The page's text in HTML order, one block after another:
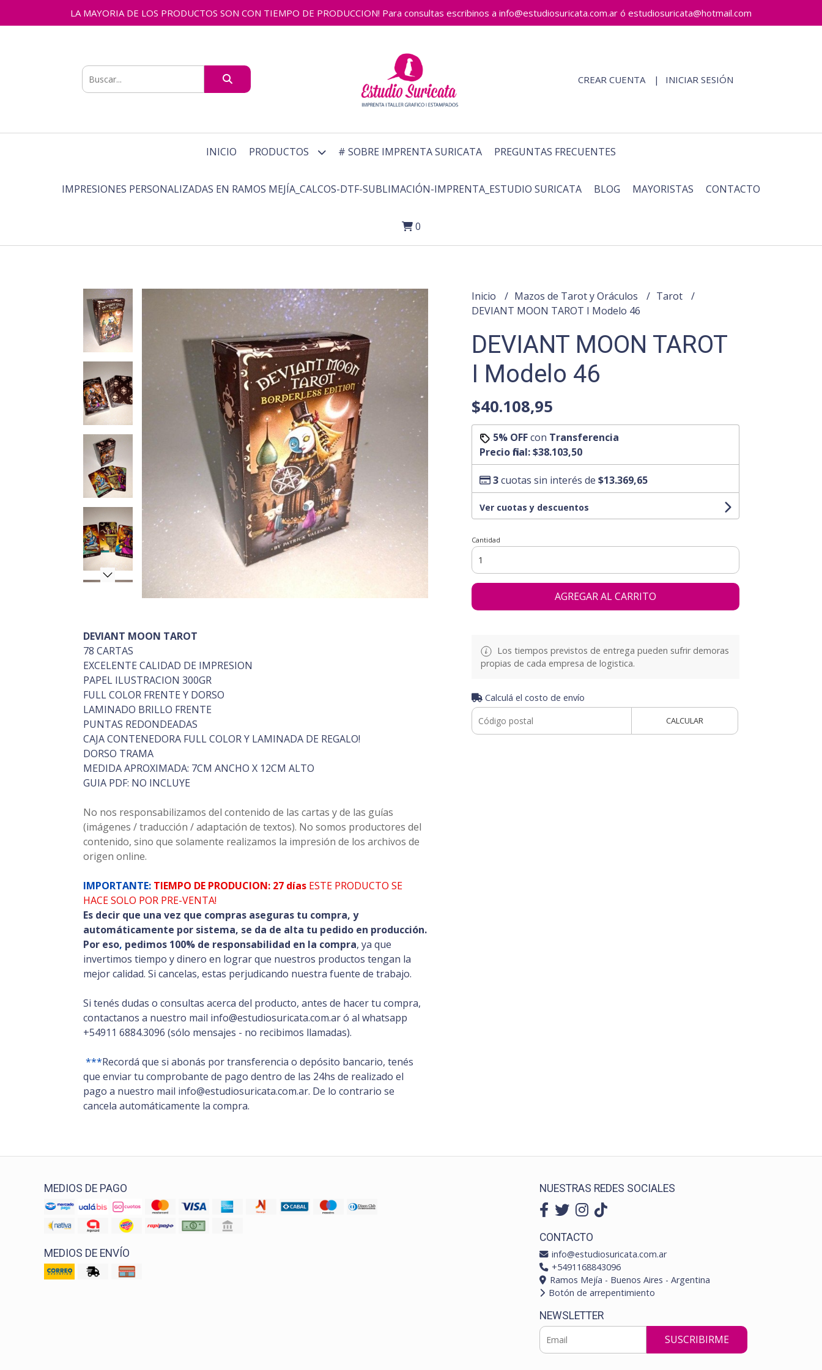
LA MAYORIA DE LOS PRODUCTOS SON CON TIEMPO DE PRODUCCION! Para consultas escribinos a info@estudiosuricata.com.ar ó estudiosuricata@hotmail.com
CREAR CUENTA INICIAR SESIÓN
INICIO PRODUCTOS # SOBRE IMPRENTA SURICATA PREGUNTAS FRECUENTES
IMPRESIONES PERSONALIZADAS EN RAMOS MEJÍA_CALCOS-DTF-SUBLIMACIÓN-IMPRENTA_ESTUDIO SURICATA BLOG MAYORISTAS CONTACTO
0
DEVIANT MOON TAROT
78 CARTAS
EXCELENTE CALIDAD DE IMPRESION
PAPEL ILUSTRACION 300GR
FULL COLOR FRENTE Y DORSO
LAMINADO BRILLO FRENTE
PUNTAS REDONDEADAS
CAJA CONTENEDORA FULL COLOR Y LAMINADA DE REGALO!
DORSO TRAMA
MEDIDA APROXIMADA: 7CM ANCHO X 12CM ALTO
GUIA PDF: NO INCLUYE
No nos responsabilizamos del contenido de las cartas y de las guías
(imágenes / traducción / adaptación de textos). No somos productores del
contenido, sino que solamente realizamos la impresión de los archivos de
origen online.
IMPORTANTE: TIEMPO DE PRODUCION: 27 días ESTE PRODUCTO SE
HACE SOLO POR PRE-VENTA!
Es decir que una vez que compras aseguras tu compra, y
automáticamente por sistema, se da de alta tu pedido en producción.
Por eso, pedimos 100% de responsabilidad en la compra, ya que
invertimos tiempo y dinero en lograr que nuestros productos tengan la
mejor calidad. Si cancelas, estas perjudicando nuestra fuente de trabajo.
Si tenés dudas o consultas acerca del producto, antes de hacer tu compra,
contactanos a nuestro mail info@estudiosuricata.com.ar ó al whatsapp
+54911 6884.3096 (sólo mensajes - no recibimos llamadas).
***Recordá que si abonás por transferencia o depósito bancario, tenés
que enviar tu comprobante de pago dentro de las 24hs de realizado el
pago a nuestro mail info@estudiosuricata.com.ar. De lo contrario se
cancela automáticamente la compra.
Inicio Mazos de Tarot y Oráculos
Tarot
DEVIANT MOON TAROT I Modelo 46
DEVIANT MOON TAROT
I Modelo 46
$40.108,95
5% OFFcon Transferencia
Precio final:$38.103,50
3cuotas sin interés de $13.369,65
Ver cuotas y descuentos
Cantidad
AGREGAR AL CARRITO
Los tiempos previstos de entrega pueden sufrir demoras
propias de cada empresa de logistica.
Calculá el costo de envío
CALCULAR
MEDIOS DE PAGO
MEDIOS DE ENVÍO
NUESTRAS REDES SOCIALES
CONTACTO
info@estudiosuricata.com.ar
+5491168843096
Ramos Mejía - Buenos Aires - Argentina
Botón de arrepentimiento
NEWSLETTER
SUSCRIBIRME